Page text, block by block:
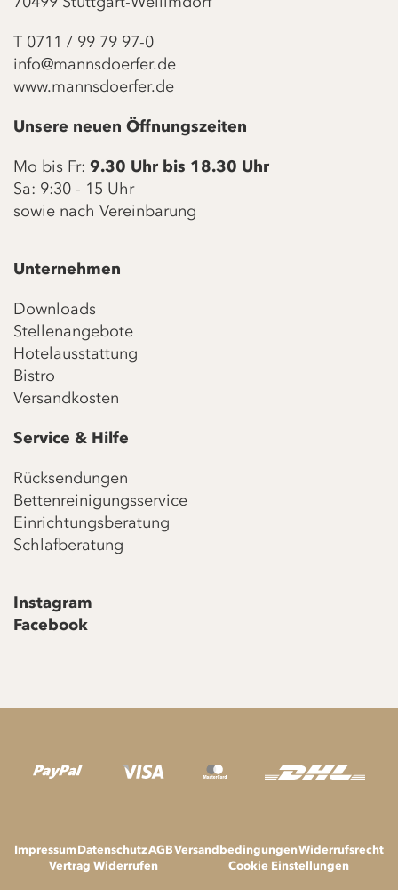
T 0711 / 99 79 97-0
info@mannsdoerfer.de
www.mannsdoerfer.de
Unsere neuen Öffnungszeiten
Mo bis Fr: 9.30 Uhr bis 18.30 Uhr
Sa: 9:30 - 15 Uhr
sowie nach Vereinbarung
Unternehmen
Downloads
Stellenangebote
Hotelausstattung
Bistro
Versandkosten
Service & Hilfe
Rücksendungen
Bettenreinigungsservice
Einrichtungsberatung
Schlafberatung
Instagram
Facebook
ImpressumDatenschutzAGBVersandbedingungenWiderrufsrecht
Vertrag Widerrufen
Cookie Einstellungen